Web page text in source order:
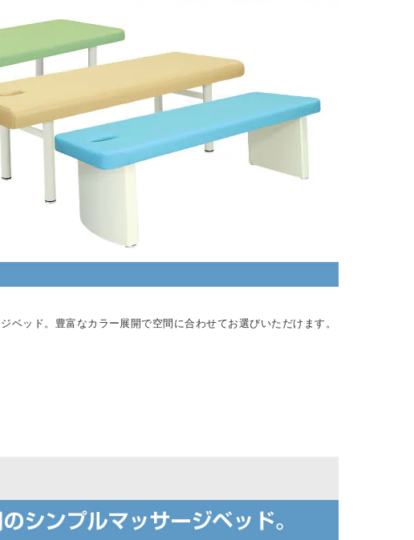
ッド。豊富なカラー展開で空間に合わせてお選びいただけます。